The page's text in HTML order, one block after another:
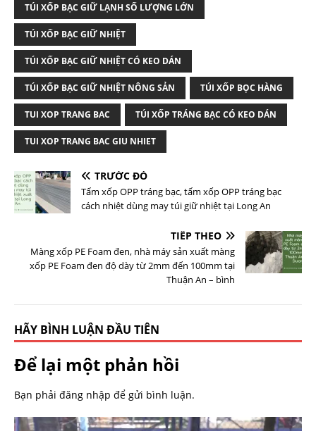
TÚI XỐP BẠC GIỮ LẠNH SỐ LƯỢNG LỚN
TÚI XỐP BẠC GIỮ NHIỆT
TÚI XỐP BẠC GIỮ NHIỆT CÓ KEO DÁN
TÚI XỐP BẠC GIỮ NHIỆT NÔNG SẢN TÚI XỐP BỌC HÀNG
TUI XOP TRANG BAC TÚI XỐP TRÁNG BẠC CÓ KEO DÁN
TUI XOP TRANG BAC GIU NHIET
TRƯỚC ĐÓ
Tấm xốp OPP tráng bạc, tấm xốp OPP tráng bạc
cách nhiệt dùng may túi giữ nhiệt tại Long An
TIẾP THEO
Màng xốp PE Foam đen, nhà máy sản xuất màng
xốp PE Foam đen độ dày từ 2mm đến 100mm tại
Thuận An – bình
HÃY BÌNH LUẬN ĐẦU TIÊN
Để lại một phản hồi
Bạn phải đăng nhập để gửi bình luận.